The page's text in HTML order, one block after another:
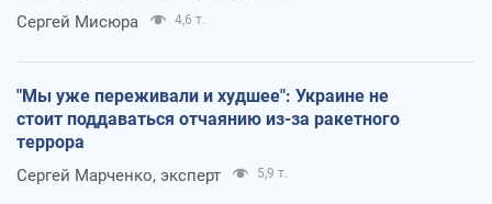
Сергей Мисюра 4,6 т.
"Мы уже переживали и худшее": Украине не
стоит поддаваться отчаянию из-за ракетного
террора
Сергей Марченко, эксперт 5,9 т.